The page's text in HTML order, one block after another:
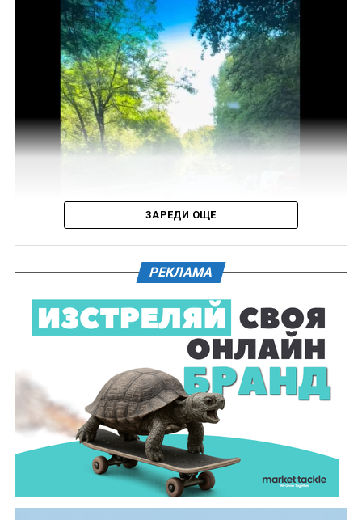
На полицейските органи са възложени оперативно –
издирвателни мероприятия, свързани с
установяване на предходно преминали по трасето
на инкриминираната дата моторни превозни
средства, с евентуално последвало
компрометиране на пътната настилка.
Във връзка с изясняване на този въпрос предстои
назначаване на химическа експертиза на иззети в
Действията по разследването продължават под
ръководството на Окръжна прокуратура – Габрово.
61-годишен мъж от севлиевското село Шумата
загуби живота след като катастрофира с мотор.
Тежкият инцидент е станал в събота, 1 август, около
10.00 часа в прохода Шипка. По данни на полицията
мотористът е самокатастрофирал.
На място незабавно е бил изпратен полицейски
екип, който установил самоличността на водача. Той
е бил транспортиран в габровската болница, където
по-късно починал.
Според първоначалната информация водачът се е
ЗАРЕДИ ОЩЕ
РЕКЛАМА